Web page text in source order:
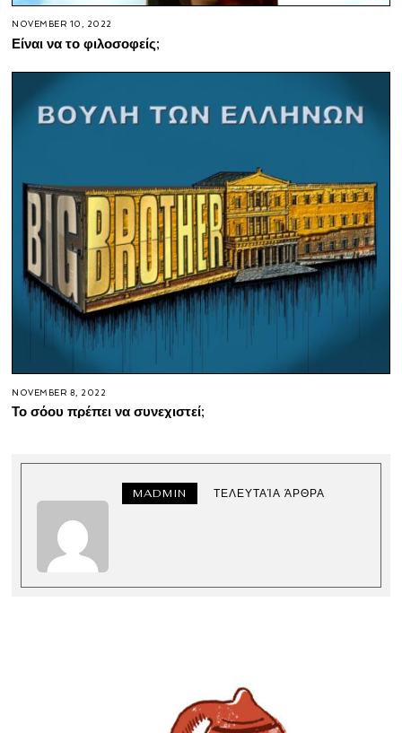
NOVEMBER 10, 2022
Είναι να το φιλοσοφείς;
NOVEMBER 8, 2022
Το σόου πρέπει να συνεχιστεί;
MADMIN ΤΕΛΕΥΤΑΊΑ ΆΡΘΡΑ